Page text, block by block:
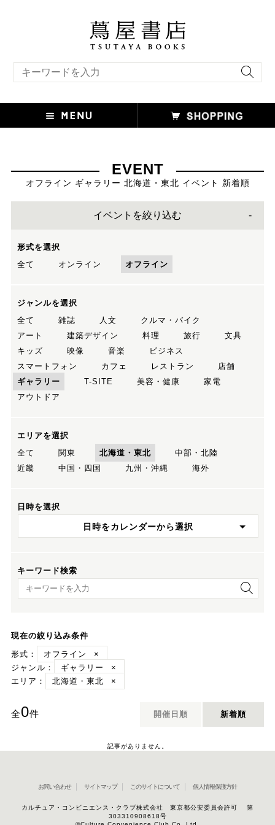
EVENT
オフライン ギャラリー 北海道・東北 イベント 新着順
イベントを絞り込む
形式を選択
全て
オンライン オフライン
ジャンルを選択
全て
雑誌 人文
クルマ・バイク
アート
建築デザイン 料理 旅行
文具
キッズ
映像 音楽
ビジネス
スマートフォン
カフェ レストラン
店舗
ギャラリー
T-SITE 美容・健康
家電
アウトドア
エリアを選択
全て
関東 北海道・東北
中部・北陸
近畿
中国・四国 九州・沖縄 海外
日時を選択
日時をカレンダーから選択
キーワード検索
キーワード検索
現在の絞り込み条件
形式：
オフライン
×
ジャンル：
ギャラリー
×
エリア：
北海道・東北 ×
全0件 開催日順 新着順
記事がありません。
お問い合わせ サイトマップ このサイトについて 個人情報保護方針
カルチュア・コンビニエンス・クラブ株式会社 東京都公安委員会許可 第
303310908618号